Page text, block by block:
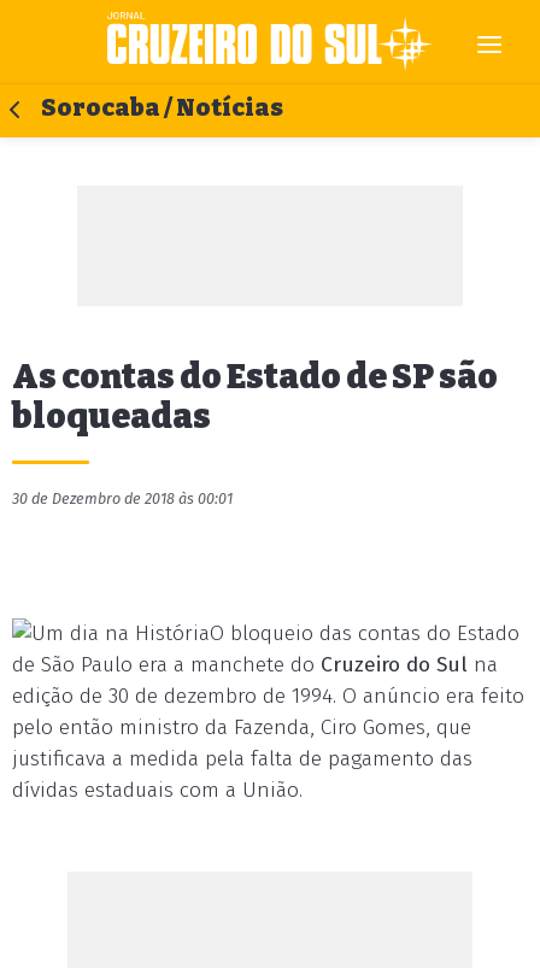
Sorocaba / Notícias
As contas do Estado de SP são
bloqueadas
30 de Dezembro de 2018 às 00:01
O bloqueio das contas do Estado
de São Paulo era a manchete do Cruzeiro do Sul na
edição de 30 de dezembro de 1994. O anúncio era feito
pelo então ministro da Fazenda, Ciro Gomes, que
justificava a medida pela falta de pagamento das
dívidas estaduais com a União.